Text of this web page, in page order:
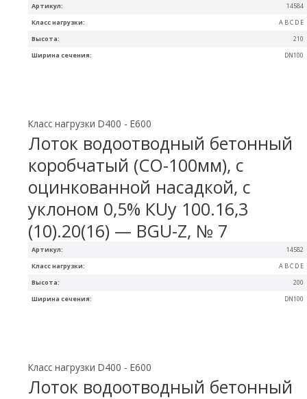
Артикул: 14584
Ширина сечения: DN100
Высота: 210
Класс нагрузки: A B C D E
Артикул: 14582
Ширина сечения: DN100
Высота: 200
Класс нагрузки: A B C D E
Класс нагрузки D400 - E600
Лоток водоотводный бетонный
коробчатый (СО-100мм), с
оцинкованной насадкой, с
уклоном 0,5% КUу 100.16,3
(10).20(16) — BGU-Z, № 7
Класс нагрузки D400 - E600
Лоток водоотводный бетонный